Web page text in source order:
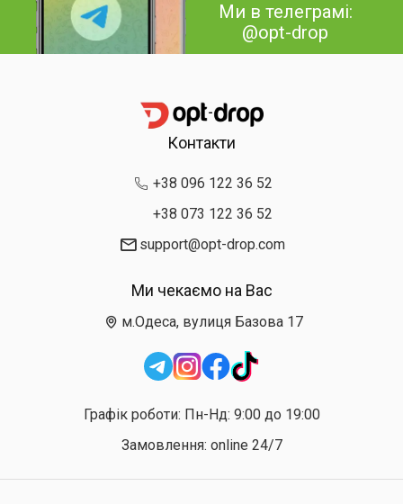
Ми в телеграмі:
@opt-drop
Контакти
+38 096 122 36 52
+38 073 122 36 52
support@opt-drop.com
Ми чекаємо на Вас
м.Одеса, вулиця Базова 17
Графік роботи: Пн-Нд: 9:00 до 19:00
Замовлення: online 24/7